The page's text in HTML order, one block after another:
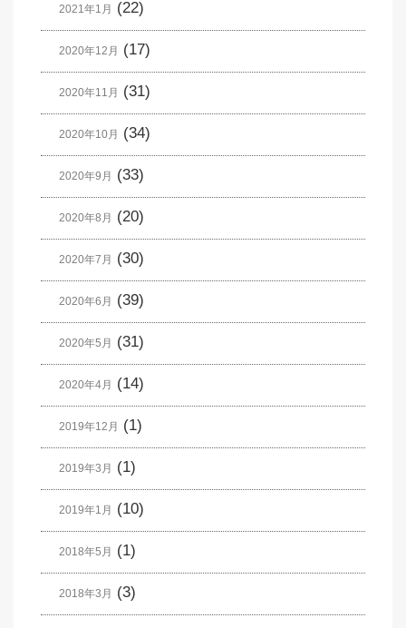
2021年1月 (22)
2020年12月 (17)
2020年11月 (31)
2020年10月 (34)
2020年9月 (33)
2020年8月 (20)
2020年7月 (30)
2020年6月 (39)
2020年5月 (31)
2020年4月 (14)
2019年12月 (1)
2019年3月 (1)
2019年1月 (10)
2018年5月 (1)
2018年3月 (3)